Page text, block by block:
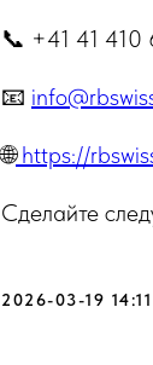
📞 +41 41 410
📧
🌐https://
Сделайте
2026-03-19 14:11